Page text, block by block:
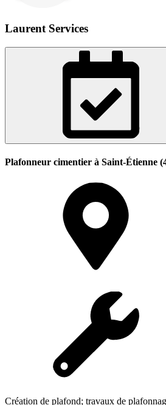
Laurent Services
Plafonneur cimentier à Saint-Étienne
Création de plafond; travaux de